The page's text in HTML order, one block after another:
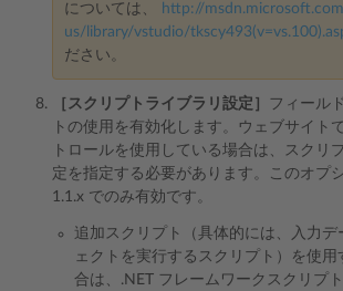
については、
http://
us/library/vstudio/
ださい。
［スクリプトライブラリ設定］ フィール
トの使用を有効化します。ウェブサイト
トロールを使用している場合は、スクリ
定を指定する必要があります。このオプシ
1.1.x でのみ有効です。
追加スクリプト（具体的には、入力デ
ェクトを実行するスクリプト）を使
合は、.NET フレームワークスクリプ